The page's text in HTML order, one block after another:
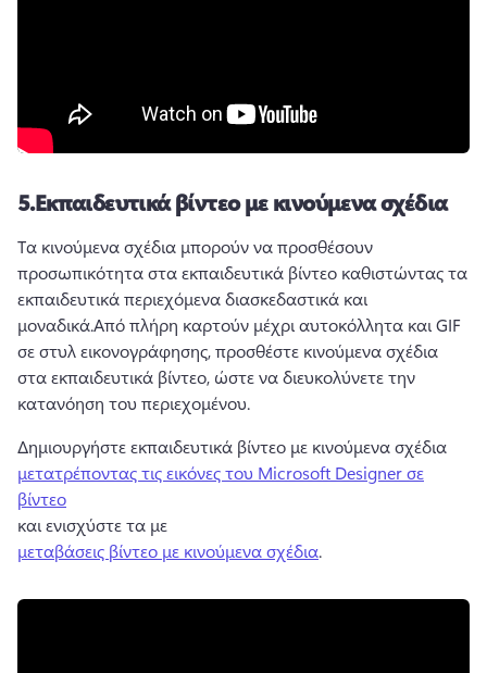
5.Εκπαιδευτικά βίντεο με κινούμενα σχέδια
Τα κινούμενα σχέδια μπορούν να προσθέσουν
προσωπικότητα στα εκπαιδευτικά βίντεο καθιστώντας τα
εκπαιδευτικά περιεχόμενα διασκεδαστικά και
μοναδικά.Από πλήρη καρτούν μέχρι αυτοκόλλητα και GIF
σε στυλ εικονογράφησης, προσθέστε κινούμενα σχέδια
στα εκπαιδευτικά βίντεο, ώστε να διευκολύνετε την
κατανόηση του περιεχομένου.
Δημιουργήστε εκπαιδευτικά βίντεο με κινούμενα σχέδια
μετατρέποντας τις εικόνες του Microsoft Designer σε
βίντεο
και ενισχύστε τα με
μεταβάσεις βίντεο με κινούμενα σχέδια.